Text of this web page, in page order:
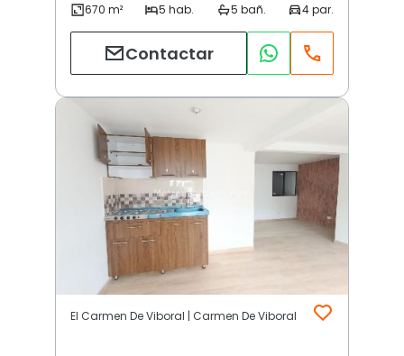
Contactar
El Carmen De Viboral | Carmen De Viboral